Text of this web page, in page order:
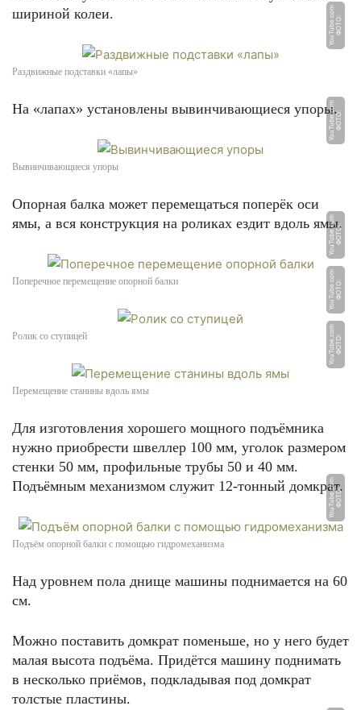
шириной колеи.
Ф
О
Т
О:
Y
o
u
T
u
b
e.
c
o
m
Раздвижные подставки «лапы»
На «лапах» установлены вывинчивающиеся упоры.
Ф
О
Т
О:
Y
o
u
T
u
b
e.
c
o
m
Вывинчивающиеся упоры
Опорная балка может перемещаться поперёк оси
ямы, а вся конструкция на роликах ездит вдоль ямы.
Ф
О
Т
О:
Y
o
u
T
u
b
e.
c
o
m
Поперечное перемещение опорной балки Ф
О
Т
О:
Y
o
u
T
u
b
e.
c
o
m
Ролик со ступицей Ф
О
Т
О:
Y
o
u
T
u
b
e.
c
o
m
Перемещение станины вдоль ямы
Для изготовления хорошего мощного подъёмника
нужно приобрести швеллер 100 мм, уголок размером
стенки 50 мм, профильные трубы 50 и 40 мм.
Подъёмным механизмом служит 12-тонный домкрат.
Ф
О
Т
О:
Y
o
u
T
u
b
e.
c
o
m
Подъём опорной балки с помощью гидромеханизма
Над уровнем пола днище машины поднимается на 60
см.
Можно поставить домкрат поменьше, но у него будет
малая высота подъёма. Придётся машину поднимать
в несколько приёмов, подкладывая под домкрат
толстые пластины.